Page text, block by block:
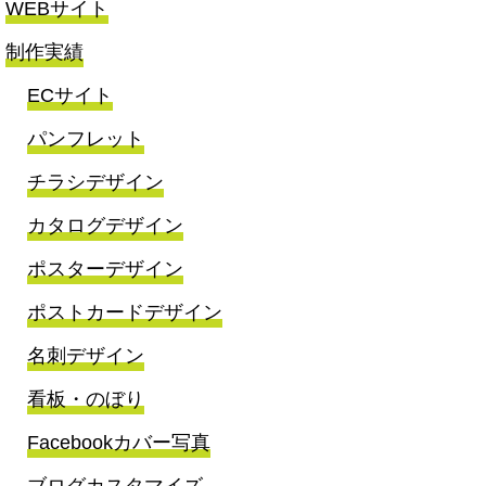
WEBサイト
制作実績
ECサイト
パンフレット
チラシデザイン
カタログデザイン
ポスターデザイン
ポストカードデザイン
名刺デザイン
看板・のぼり
Facebookカバー写真